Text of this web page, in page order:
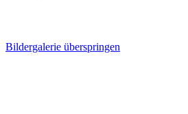
Bildergalerie überspringen